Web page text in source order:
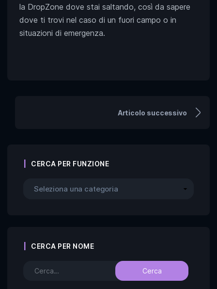
la DropZone dove stai saltando, così da sapere
dove ti trovi nel caso di un fuori campo o in
situazioni di emergenza.
Articolo successivo
CERCA PER FUNZIONE
CERCA PER NOME